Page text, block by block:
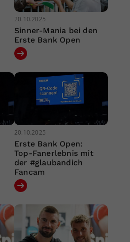
20.10.2025
Sinner-Mania bei den
Erste Bank Open
20.10.2025
Erste Bank Open:
Top-Fanerlebnis mit
der #glaubandich
Fancam